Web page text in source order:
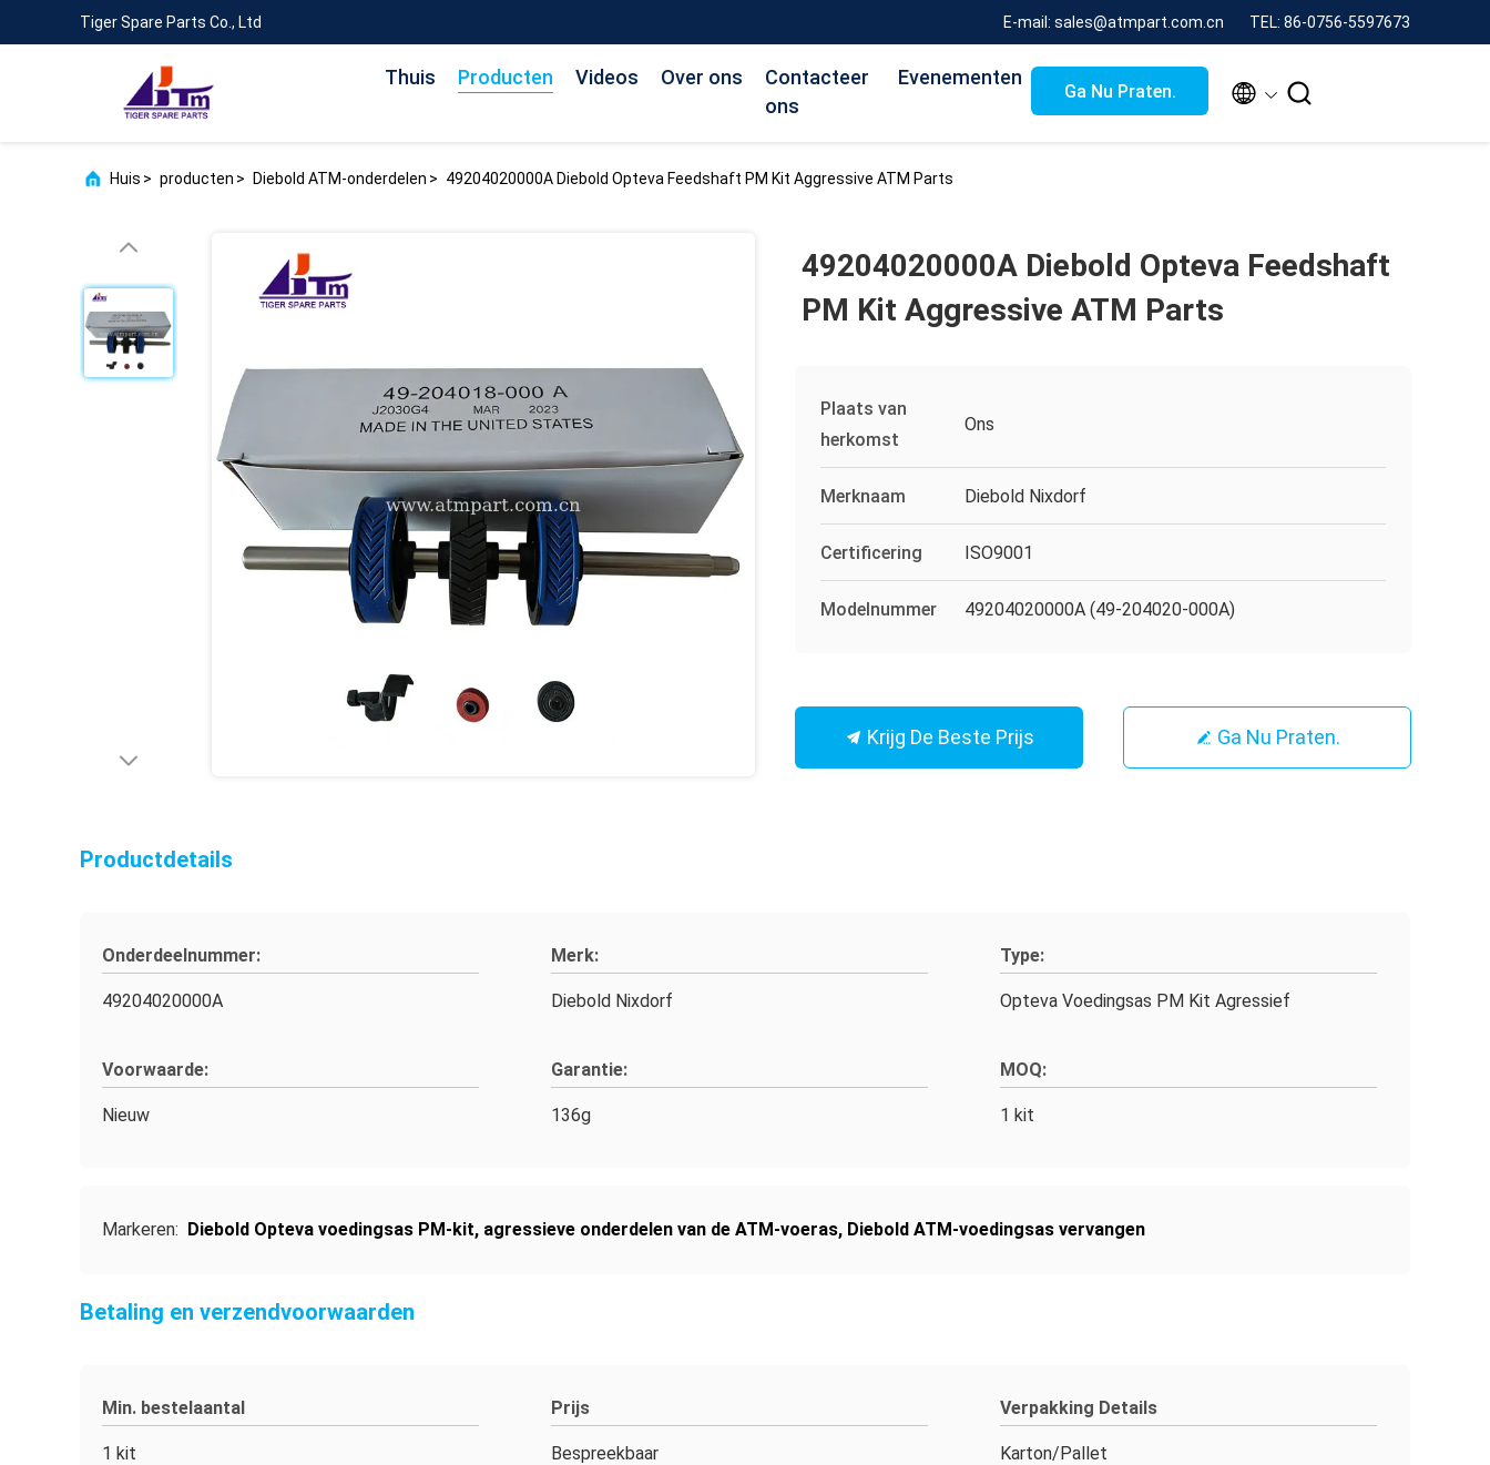
Tiger Spare Parts Co., Ltd E-mail: sales@atmpart.com.cn TEL: 86-0756-5597673
Thuis Producten Videos Over ons
Contacteer
ons
Evenementen
Ga Nu Praten.  
Huis > producten > Diebold ATM-onderdelen > 49204020000A Diebold Opteva Feedshaft PM Kit Aggressive ATM Parts
49204020000A Diebold Opteva Feedshaft
PM Kit Aggressive ATM Parts
Plaats van
herkomst
Ons
Merknaam Diebold Nixdorf
Certificering ISO9001
Modelnummer 49204020000A (49-204020-000A)
Krijg De Beste Prijs Ga Nu Praten.
Productdetails
Onderdeelnummer:
49204020000A
Merk:
Diebold Nixdorf
Type:
Opteva Voedingsas PM Kit Agressief
Voorwaarde:
Nieuw
Garantie:
136g
MOQ:
1 kit
Markeren: Diebold Opteva voedingsas PM-kit, agressieve onderdelen van de ATM-voeras, Diebold ATM-voedingsas vervangen
Betaling en verzendvoorwaarden
Min. bestelaantal
1 kit
Prijs
Bespreekbaar
Verpakking Details
Karton/Pallet